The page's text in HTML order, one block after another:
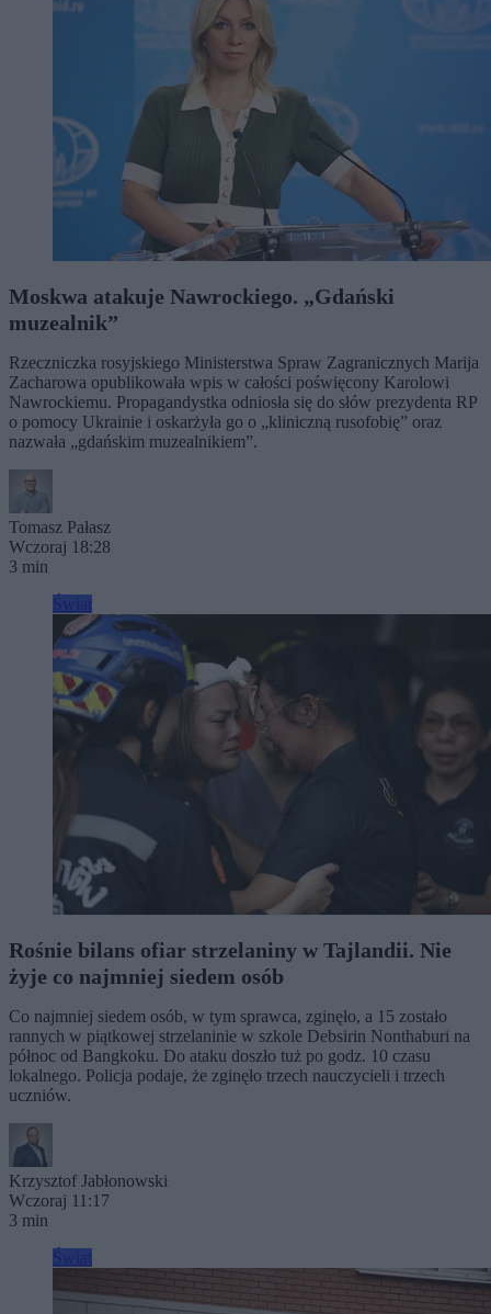
Moskwa atakuje Nawrockiego. „Gdański
muzealnik”
Rzeczniczka rosyjskiego Ministerstwa Spraw Zagranicznych Marija
Zacharowa opublikowała wpis w całości poświęcony Karolowi
Nawrockiemu. Propagandystka odniosła się do słów prezydenta RP
o pomocy Ukrainie i oskarżyła go o „kliniczną rusofobię” oraz
nazwała „gdańskim muzealnikiem”.
Tomasz Pałasz
Wczoraj 18:28
3 min
Rośnie bilans ofiar strzelaniny w Tajlandii. Nie
żyje co najmniej siedem osób
Co najmniej siedem osób, w tym sprawca, zginęło, a 15 zostało
rannych w piątkowej strzelaninie w szkole Debsirin Nonthaburi na
północ od Bangkoku. Do ataku doszło tuż po godz. 10 czasu
lokalnego. Policja podaje, że zginęło trzech nauczycieli i trzech
uczniów.
Krzysztof Jabłonowski
Wczoraj 11:17
3 min